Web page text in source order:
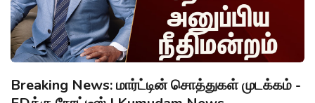
Breaking News: மார்ட்டின் சொத்துகள் முடக்கம் -